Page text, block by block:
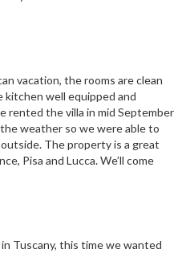
vacation, the rooms are clean
kitchen well equipped and
rented the villa in mid September
weather so we were able to
The property is a great
Pisa and Lucca. We’ll come
Tuscany, this time we wanted